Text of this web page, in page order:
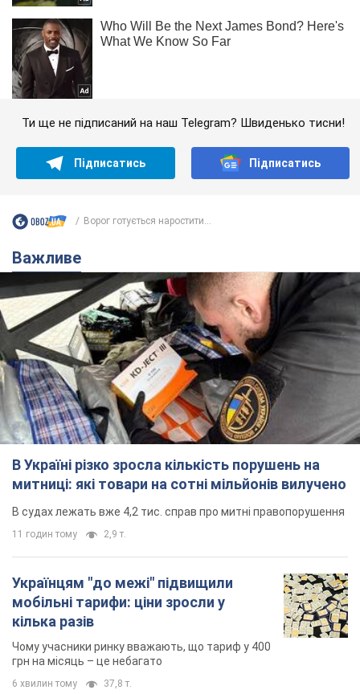
Ти ще не підписаний на наш Telegram? Швиденько тисни!
Підписатись Підписатись
Ворог готується наростити...
Важливе
В Україні різко зросла кількість порушень на
митниці: які товари на сотні мільйонів вилучено
В судах лежать вже 4,2 тис. справ про митні правопорушення
11 годин тому 2,9 т.
Українцям "до межі" підвищили
мобільні тарифи: ціни зросли у
кілька разів
Чому учасники ринку вважають, що тариф у 400
грн на місяць – це небагато
6 хвилин тому 37,8 т.